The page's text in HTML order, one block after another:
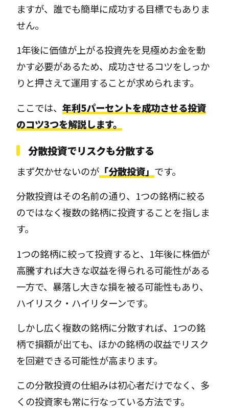
ますが、誰でも簡単に成功する目標でもありま
せん。
1年後に価値が上がる投資先を見極めお金を動
かす必要があるため、成功させるコツをしっか
りと押さえて運用することが求められます。
ここでは、年利5パーセントを成功させる投資
のコツ3つを解説します。
分散投資でリスクも分散する
まず欠かせないのが 「分散投資」 です。
分散投資はその名前の通り、1つの銘柄に絞る
のではなく複数の銘柄に投資することを指しま
す。
1つの銘柄に絞って投資すると、1年後に株価が
高騰すれば大きな収益を得られる可能性がある
一方で、暴落し大きな損を被る可能性もあり、
ハイリスク・ハイリターンです。
しかし広く複数の銘柄に分散すれば、1つの銘
柄で損額が出ても、ほかの銘柄の収益でリスク
を回避できる可能性が高まります。
この分散投資の仕組みは初心者だけでなく、多
くの投資家も常に行なっている方法です。